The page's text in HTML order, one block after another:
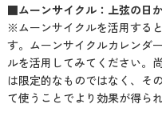
■ムーンサイクル：上弦の日
※ムーンサイクルを活用する
す。ムーンサイクルカレンダ
ルを活用してみてください。
は限定的なものではなく、そ
て使うことでより効果が得ら